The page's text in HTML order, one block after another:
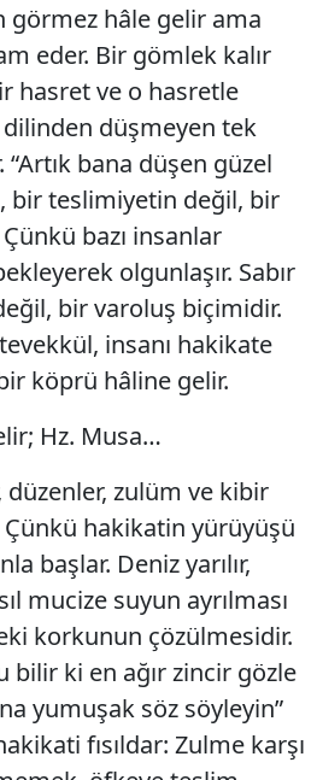
görmez hâle gelir ama
eder. Bir gömlek kalır
hasret ve o hasretle
dilinden düşmeyen tek
“Artık bana düşen güzel
bir teslimiyetin değil, bir
bazı insanlar
olgunlaşır. Sabır
bir varoluş biçimidir.
insanı hakikate
köprü hâline gelir.
Hz. Musa…
düzenler, zulüm ve kibir
Çünkü hakikatin yürüyüşü
başlar. Deniz yarılır,
mucize suyun ayrılması
korkunun çözülmesidir.
bilir ki en ağır zincir gözle
yumuşak söz söyleyin”
fısıldar: Zulme karşı